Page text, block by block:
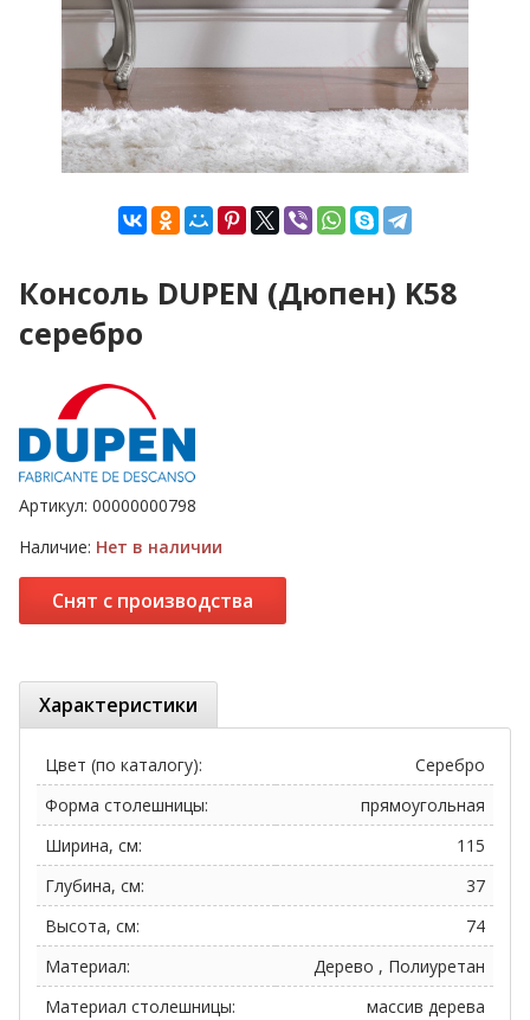
Консоль DUPEN (Дюпен) K58
серебро
Артикул: 00000000798
Наличие: Нет в наличии
Снят с производства
Характеристики
Цвет (по каталогу):
Серебро
Форма столешницы:
прямоугольная
Ширина, см:
115
Глубина, см:
37
Высота, см:
74
Материал:
Дерево , Полиуретан
Материал столешницы:
массив дерева